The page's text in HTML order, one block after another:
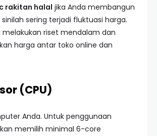
rakitan halal jika Anda membangun
sinilah sering terjadi fluktuasi harga.
melakukan riset mendalam dan
harga antar toko online dan
(CPU)
Anda. Untuk penggunaan
memilih minimal 6-core